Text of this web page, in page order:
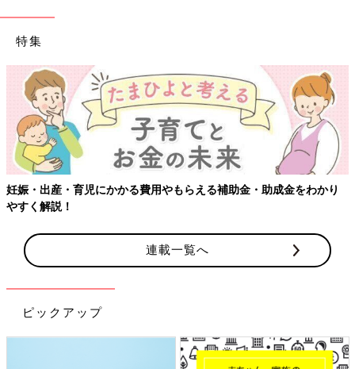
特集
【ワクチン接種できるものも】妊婦の感染症対策、知っておいて！
連載一覧へ
ピックアップ